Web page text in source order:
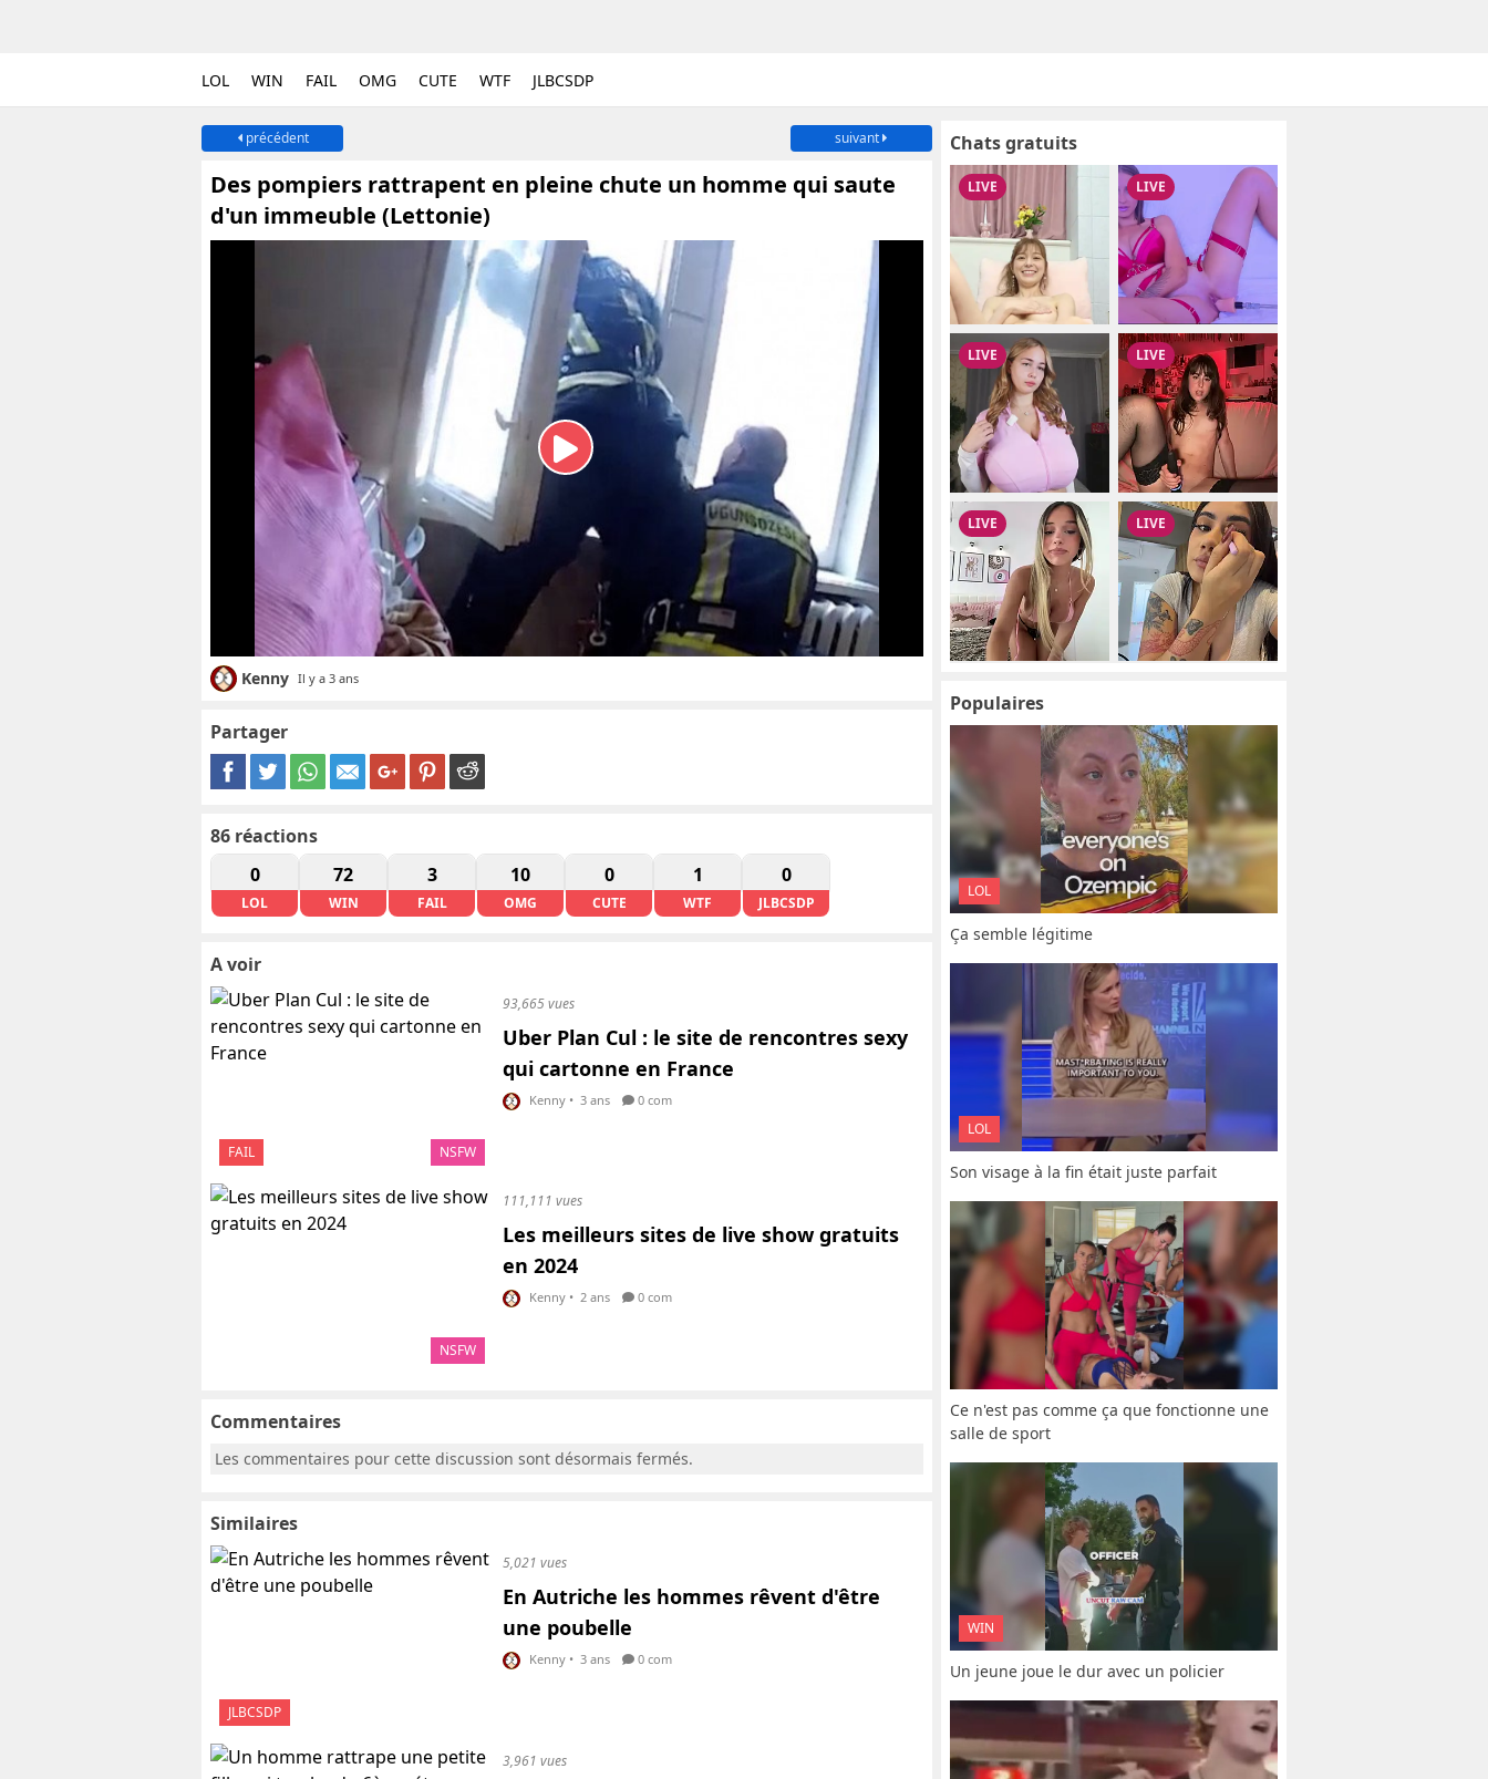
LOL WIN FAIL OMG CUTE WTF JLBCSDP
précédent suivant
Des pompiers rattrapent en pleine chute un homme qui saute
d'un immeuble (Lettonie)
Kenny Il y a 3 ans
Partager
86 réactions
0
LOL
72
WIN
3
FAIL
10
OMG
0
CUTE
1
WTF
0
JLBCSDP
A voir
FAIL NSFW
93,665 vues
Uber Plan Cul : le site de rencontres sexy
qui cartonne en France
Kenny • 3 ans 0 com
NSFW
111,111 vues
Les meilleurs sites de live show gratuits
en 2024
Kenny • 2 ans 0 com
Commentaires
Les commentaires pour cette discussion sont désormais fermés.
Similaires
JLBCSDP
5,021 vues
En Autriche les hommes rêvent d'être
une poubelle
Kenny • 3 ans 0 com
3,961 vues
Chats gratuits
Populaires
LOL
Ça semble légitime
LOL
Son visage à la fin était juste parfait
Ce n'est pas comme ça que fonctionne une
salle de sport
WIN
Un jeune joue le dur avec un policier